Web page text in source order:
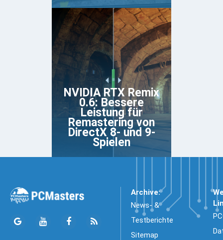
NVIDIA RTX Remix
0.6: Bessere
Leistung für
Remastering von
DirectX 8- und 9-
Spielen
Archive:
News- &
Testberichte
Sitemap